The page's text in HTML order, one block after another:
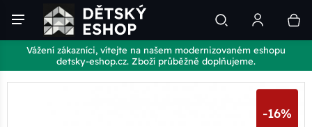
Vážení zákazníci, vítejte na našem modernizovaném eshopu
detsky-eshop.cz. Zboží průběžně doplňujeme.
-16%